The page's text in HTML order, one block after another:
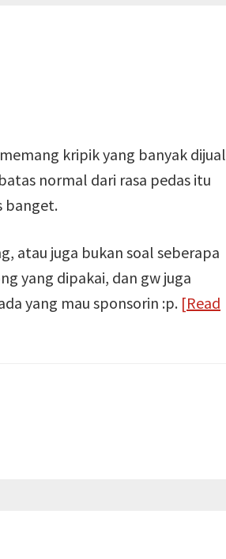
kripik yang banyak dijual
normal dari rasa pedas itu
banget.
atau juga bukan soal seberapa
yang dipakai, dan gw juga
yang mau sponsorin :p. [Read